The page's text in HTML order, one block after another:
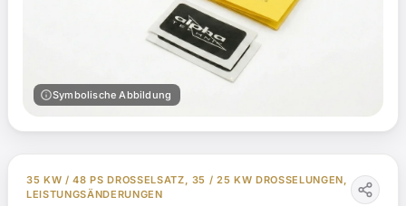
infoSymbolische Abbildung
35 KW / 48 PS DROSSELSATZ, 35 / 25 KW DROSSELUNGEN,
LEISTUNGSÄNDERUNGEN